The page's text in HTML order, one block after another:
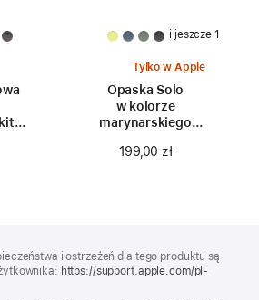
i jeszcze 1
Tylko w Apple
Opaska Solo
w kolorze
marynarskiego
46 mm – rozmiar 0
199,00 zł
i ostrzeżeń dla tego produktu są
https://support.apple.com/pl-